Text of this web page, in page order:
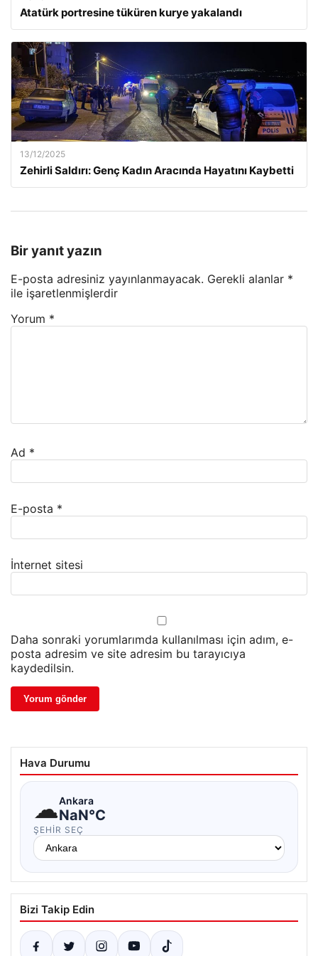
Atatürk portresine tüküren kurye yakalandı
13/12/2025
Zehirli Saldırı: Genç Kadın Aracında Hayatını Kaybetti
Bir yanıt yazın
E-posta adresiniz yayınlanmayacak. Gerekli alanlar *
ile işaretlenmişlerdir
Yorum *
Ad *
E-posta *
İnternet sitesi
Daha sonraki yorumlarımda kullanılması için adım, e-
posta adresim ve site adresim bu tarayıcıya
kaydedilsin.
Hava Durumu
☁Ankara
NaN°C
ŞEHIR SEÇ
Bizi Takip Edin